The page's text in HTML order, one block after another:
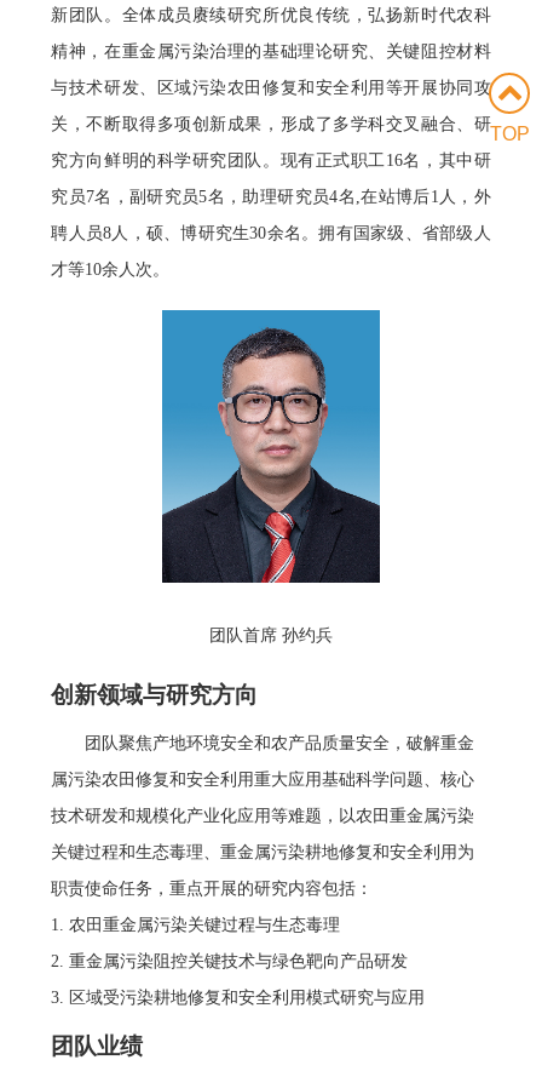
新团队。全体成员赓续研究所优良传统，弘扬新时代农科
精神，在重金属污染治理的基础理论研究、关键阻控材料
与技术研发、区域污染农田修复和安全利用等开展协同攻
关，不断取得多项创新成果，形成了多学科交叉融合、研
究方向鲜明的科学研究团队。现有正式职工16名，其中研
究员7名，副研究员5名，助理研究员4名,在站博后1人，外
聘人员8人，硕、博研究生30余名。拥有国家级、省部级人
才等10余人次。
团队首席 孙约兵
创新领域与研究方向
团队聚焦产地环境安全和农产品质量安全，破解重金
属污染农田修复和安全利用重大应用基础科学问题、核心
技术研发和规模化产业化应用等难题，以农田重金属污染
关键过程和生态毒理、重金属污染耕地修复和安全利用为
职责使命任务，重点开展的研究内容包括：
1. 农田重金属污染关键过程与生态毒理
2. 重金属污染阻控关键技术与绿色靶向产品研发
3. 区域受污染耕地修复和安全利用模式研究与应用
团队业绩
TOP